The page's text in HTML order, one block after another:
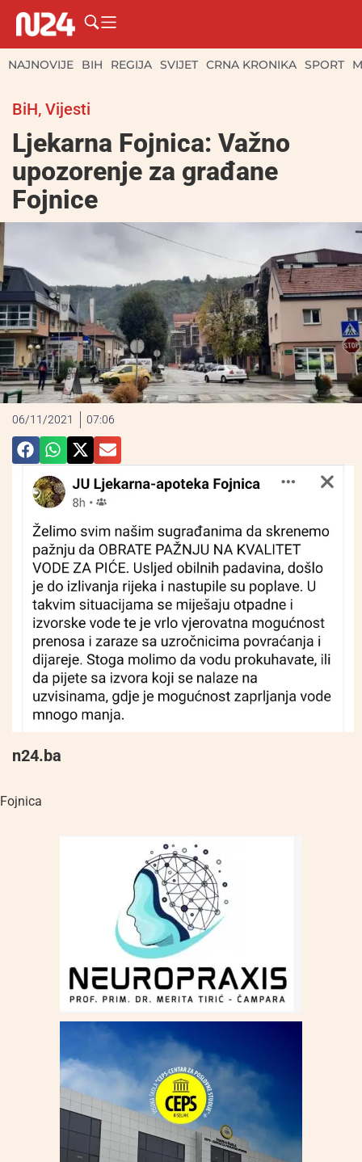
NAJNOVIJE BIH REGIJA SVIJET CRNA KRONIKA SPORT
BiH, Vijesti
Ljekarna Fojnica: Važno
upozorenje za građane
Fojnice
06/11/2021 07:06
n24.ba
Fojnica